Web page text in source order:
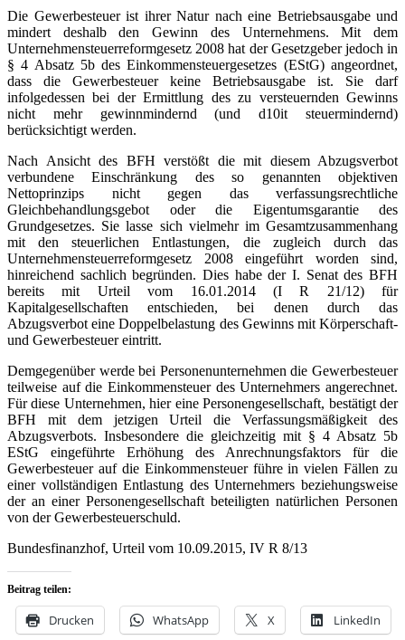
Die Gewerbesteuer ist ihrer Natur nach eine Betriebsausgabe und
mindert deshalb den Gewinn des Unternehmens. Mit dem
Unternehmensteuerreformgesetz 2008 hat der Gesetzgeber jedoch in
§ 4 Absatz 5b des Einkommensteuergesetzes (EStG) angeordnet,
dass die Gewerbesteuer keine Betriebsausgabe ist. Sie darf
infolgedessen bei der Ermittlung des zu versteuernden Gewinns
nicht mehr gewinnmindernd (und d10it steuermindernd)
berücksichtigt werden.
Nach Ansicht des BFH verstößt die mit diesem Abzugsverbot
verbundene Einschränkung des so genannten objektiven
Nettoprinzips nicht gegen das verfassungsrechtliche
Gleichbehandlungsgebot oder die Eigentumsgarantie des
Grundgesetzes. Sie lasse sich vielmehr im Gesamtzusammenhang
mit den steuerlichen Entlastungen, die zugleich durch das
Unternehmensteuerreformgesetz 2008 eingeführt worden sind,
hinreichend sachlich begründen. Dies habe der I. Senat des BFH
bereits mit Urteil vom 16.01.2014 (I R 21/12) für
Kapitalgesellschaften entschieden, bei denen durch das
Abzugsverbot eine Doppelbelastung des Gewinns mit Körperschaft-
und Gewerbesteuer eintritt.
Demgegenüber werde bei Personenunternehmen die Gewerbesteuer
teilweise auf die Einkommensteuer des Unternehmers angerechnet.
Für diese Unternehmen, hier eine Personengesellschaft, bestätigt der
BFH mit dem jetzigen Urteil die Verfassungsmäßigkeit des
Abzugsverbots. Insbesondere die gleichzeitig mit § 4 Absatz 5b
EStG eingeführte Erhöhung des Anrechnungsfaktors für die
Gewerbesteuer auf die Einkommensteuer führe in vielen Fällen zu
einer vollständigen Entlastung des Unternehmers beziehungsweise
der an einer Personengesellschaft beteiligten natürlichen Personen
von der Gewerbesteuerschuld.
Bundesfinanzhof, Urteil vom 10.09.2015, IV R 8/13
Beitrag teilen:
Drucken WhatsApp X LinkedIn